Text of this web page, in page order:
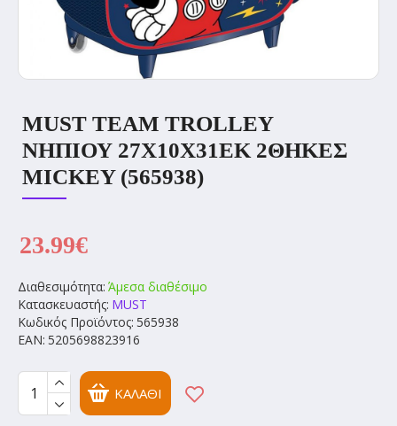
MUST TEAM TROLLEY
ΝΗΠΙΟΥ 27Χ10Χ31ΕΚ 2ΘΗΚΕΣ
MICKEY (565938)
Διαθεσιμότητα: Άμεσα διαθέσιμο
Κατασκευαστής: MUST
Κωδικός Προϊόντος: 565938
EAN: 5205698823916
23.99€
ΚΑΛΆΘΙ